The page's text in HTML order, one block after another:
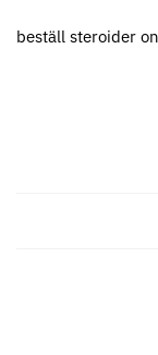
beställ steroider